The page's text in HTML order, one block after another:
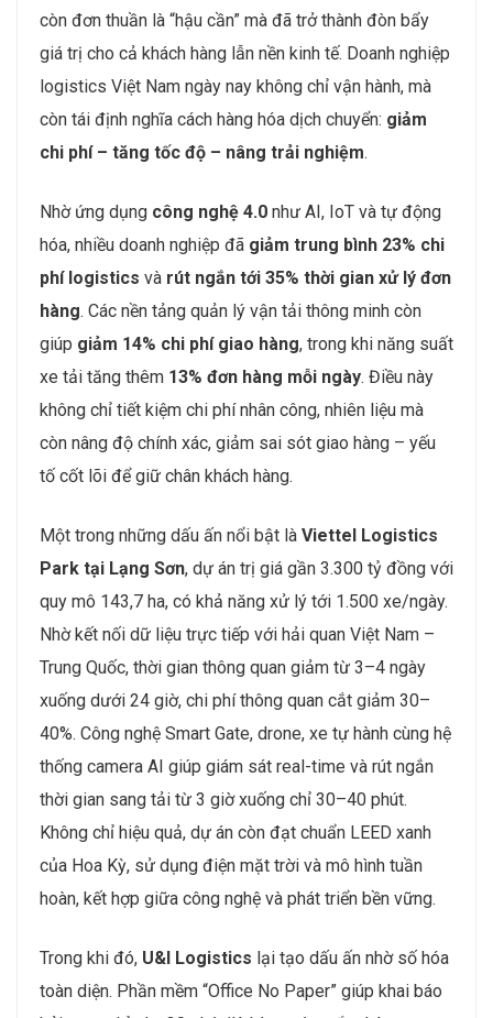
còn đơn thuần là “hậu cần” mà đã trở thành đòn bẩy
giá trị cho cả khách hàng lẫn nền kinh tế. Doanh nghiệp
logistics Việt Nam ngày nay không chỉ vận hành, mà
còn tái định nghĩa cách hàng hóa dịch chuyển: giảm
chi phí – tăng tốc độ – nâng trải nghiệm.
Nhờ ứng dụng công nghệ 4.0 như AI, IoT và tự động
hóa, nhiều doanh nghiệp đã giảm trung bình 23% chi
phí logistics và rút ngắn tới 35% thời gian xử lý đơn
hàng. Các nền tảng quản lý vận tải thông minh còn
giúp giảm 14% chi phí giao hàng, trong khi năng suất
xe tải tăng thêm 13% đơn hàng mỗi ngày. Điều này
không chỉ tiết kiệm chi phí nhân công, nhiên liệu mà
còn nâng độ chính xác, giảm sai sót giao hàng – yếu
tố cốt lõi để giữ chân khách hàng.
Một trong những dấu ấn nổi bật là Viettel Logistics
Park tại Lạng Sơn, dự án trị giá gần 3.300 tỷ đồng với
quy mô 143,7 ha, có khả năng xử lý tới 1.500 xe/ngày.
Nhờ kết nối dữ liệu trực tiếp với hải quan Việt Nam –
Trung Quốc, thời gian thông quan giảm từ 3–4 ngày
xuống dưới 24 giờ, chi phí thông quan cắt giảm 30–
40%. Công nghệ Smart Gate, drone, xe tự hành cùng hệ
thống camera AI giúp giám sát real-time và rút ngắn
thời gian sang tải từ 3 giờ xuống chỉ 30–40 phút.
Không chỉ hiệu quả, dự án còn đạt chuẩn LEED xanh
của Hoa Kỳ, sử dụng điện mặt trời và mô hình tuần
hoàn, kết hợp giữa công nghệ và phát triển bền vững.
Trong khi đó, U&I Logistics lại tạo dấu ấn nhờ số hóa
toàn diện. Phần mềm “Office No Paper” giúp khai báo